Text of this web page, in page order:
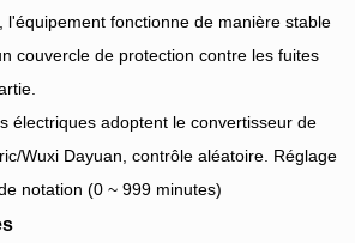
l'équipement fonctionne de manière stable
couvercle de protection contre les fuites
électriques adoptent le convertisseur de
Wuxi Dayuan, contrôle aléatoire. Réglage
notation (0 ~ 999 minutes)